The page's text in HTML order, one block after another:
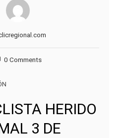
0 Comments
HERIDO
3 DE